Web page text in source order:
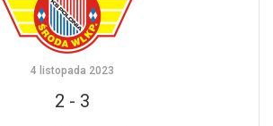
4 listopada 2023
2 - 3